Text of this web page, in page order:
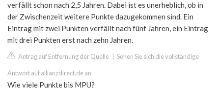
verfällt schon nach 2,5 Jahren. Dabei ist es unerheblich, ob in
der Zwischenzeit weitere Punkte dazugekommen sind. Ein
Eintrag mit zwei Punkten verfällt nach fünf Jahren, ein Eintrag
mit drei Punkten erst nach zehn Jahren.
Antrag auf Entfernung der Quelle Sehen Sie sich die vollständige
Antwort auf allianzdirect.de an
Wie viele Punkte bis MPU?